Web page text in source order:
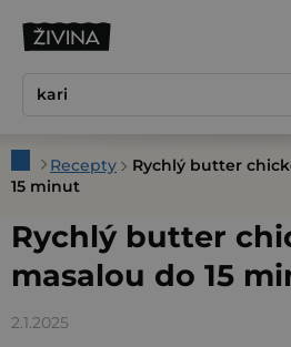
DomůRecepty
Rychlý butter
15 minut
Rychlý butter
masalou do 15
2.1.2025